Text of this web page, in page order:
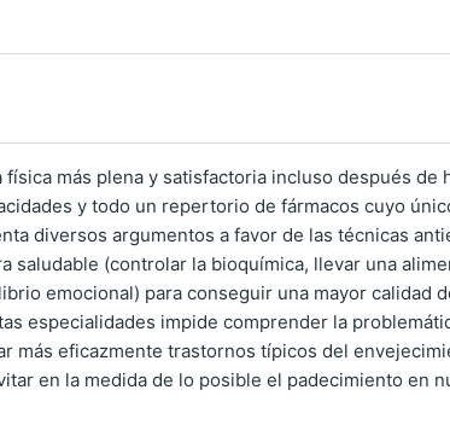
más plena y satisfactoria incluso después de
y todo un repertorio de fármacos cuyo
diversos argumentos a favor de las técnicas
saludable (controlar la bioquímica, llevar una
emocional) para conseguir una mayor calidad
especialidades impide comprender la
más eficazmente trastornos típicos del
en la medida de lo posible el padecimiento en